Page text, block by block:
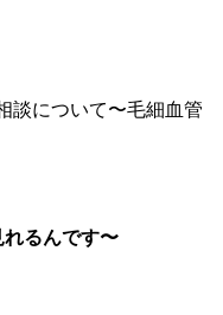
談について〜毛細血管
るんです〜